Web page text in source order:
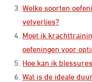
Welke soorten
vetverlies?
Moet ik
oefeningen voor
Hoe kan ik
Wat is de ideale